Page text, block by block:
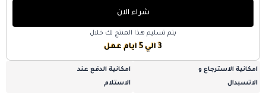
شراء الان
يتم تسليم هذا المنتج لك خلال
3 الي 5 ايام عمل
امكانية الاسترجاع و
الاتسبدال
امكانية الدفع عند
الاستلام